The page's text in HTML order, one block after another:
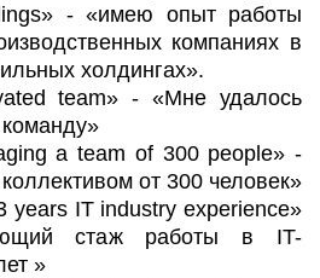
- «имею опыт работы
компаниях в
холдингах».
team» - «Мне удалось
a team of 300 people» -
от 300 человек»
years IT industry experience»
стаж работы в IT-
»